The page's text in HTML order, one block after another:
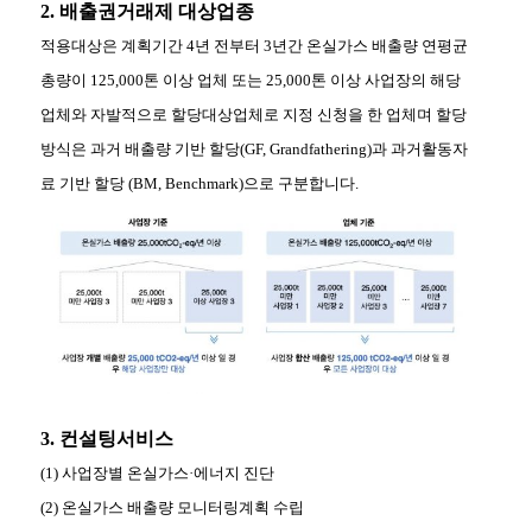
2. 배출권거래제 대상업종
적용대상은 계획기간 4년 전부터 3년간 온실가스 배출량 연평균
총량이 125,000톤 이상 업체 또는 25,000톤 이상 사업장의 해당
업체와 자발적으로 할당대상업체로 지정 신청을 한 업체며 할당
방식은 과거 배출량 기반 할당(GF, Grandfathering)과 과거활동자
료 기반 할당 (BM, Benchmark)으로 구분합니다.
3. 컨설팅서비스
(1) 사업장별 온실가스·에너지 진단
(2) 온실가스 배출량 모니터링계획 수립